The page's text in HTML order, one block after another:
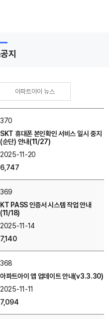
지
아파트아이 뉴스
370
SKT 휴대폰 본인확인 서비스 일시 중지
(순단) 안내(11/27)
2025-11-20
6,747
369
KT PASS 인증서 시스템 작업 안내
(11/18)
2025-11-14
7,140
368
아파트아이 앱 업데이트 안내(v3.3.30)
2025-11-11
7,094